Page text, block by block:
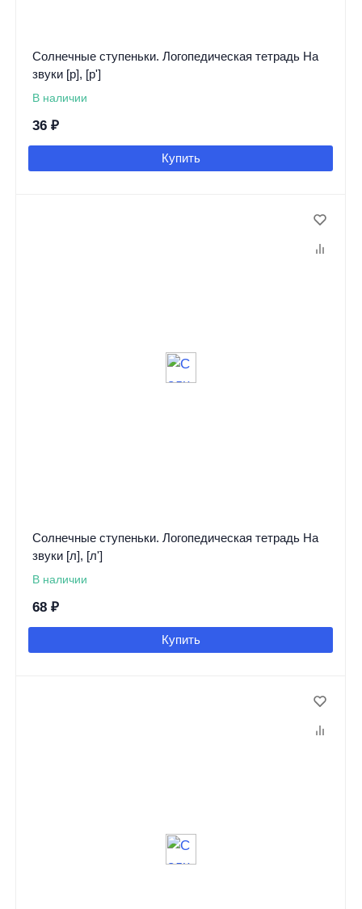
Солнечные ступеньки. Логопедическая тетрадь На
звуки [р], [р']
В наличии
36 ₽
Купить
Солнечные ступеньки. Логопедическая тетрадь На
звуки [л], [л']
В наличии
68 ₽
Купить